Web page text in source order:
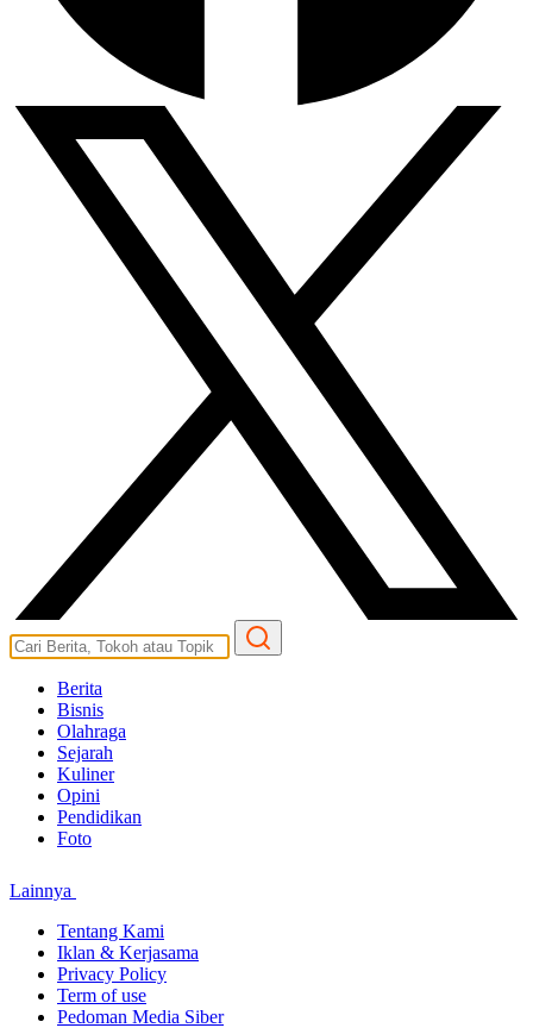
Berita
Bisnis
Olahraga
Sejarah
Kuliner
Opini
Pendidikan
Foto
Lainnya
Tentang Kami
Iklan & Kerjasama
Privacy Policy
Term of use
Pedoman Media Siber